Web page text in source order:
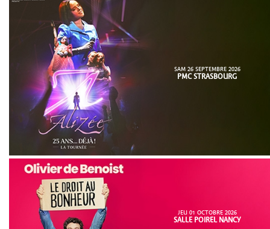
SAM 26 SEPTEMBRE 2026
PMC STRASBOURG
JEU 01 OCTOBRE 2026
SALLE POIREL NANCY